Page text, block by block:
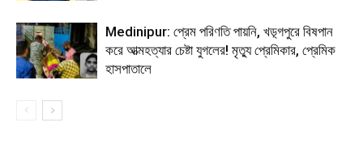
Medinipur: প্রেম পরিণতি পায়নি, খড়্গপুরে বিষপান
করে আত্মহত্যার চেষ্টা যুগলের! মৃত্যু প্রেমিকার, প্রেমিক
হাসপাতালে